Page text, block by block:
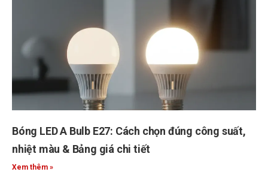
Bóng LED A Bulb E27: Cách chọn đúng công suất,
nhiệt màu & Bảng giá chi tiết
Xem thêm »